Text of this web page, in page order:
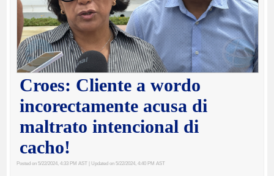
Croes: Cliente a wordo
incorectamente acusa di
maltrato intencional di
cacho!
Posted on 5/22/2024, 4:33 PM AST | Updated on 5/22/2024, 4:40 PM AST